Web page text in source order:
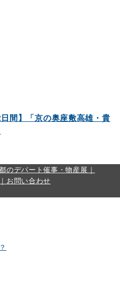
間】「京の奥座敷高雄・貴
のデパート催事・物産展｜
お問い合わせ